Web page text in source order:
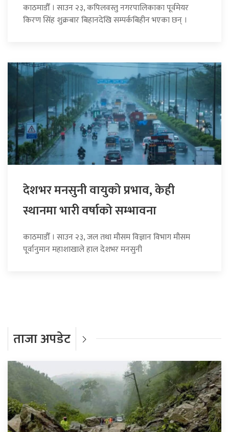
काठमाडौँ । साउन २३, कपिलवस्तु नगरपालिकाका पूर्वमेयर
किरण सिंह शुक्रबार बिहानदेखि सम्पर्कबिहीन भएका छन् ।
देशभर मनसुनी वायुको प्रभाव, केही
स्थानमा भारी वर्षाको सम्भावना
काठमाडौँ । साउन २३, जल तथा मौसम विज्ञान विभाग मौसम
पूर्वानुमान महाशाखाले हाल देशभर मनसुनी
ताजा अपडेट